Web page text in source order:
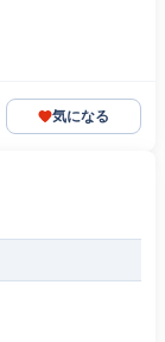
気になる